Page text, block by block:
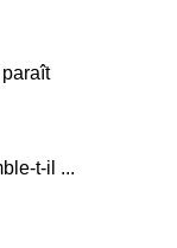
t-il ...